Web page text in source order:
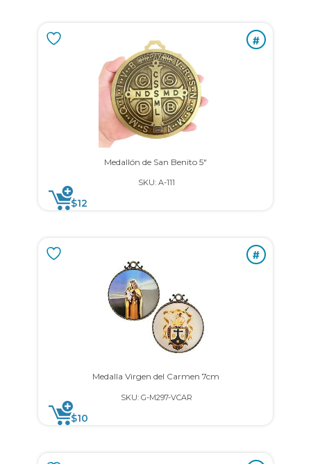
#
Medallón de San Benito 5″
SKU: A-111
$12
#
Medalla Virgen del Carmen 7cm
SKU: G-M297-VCAR
$10